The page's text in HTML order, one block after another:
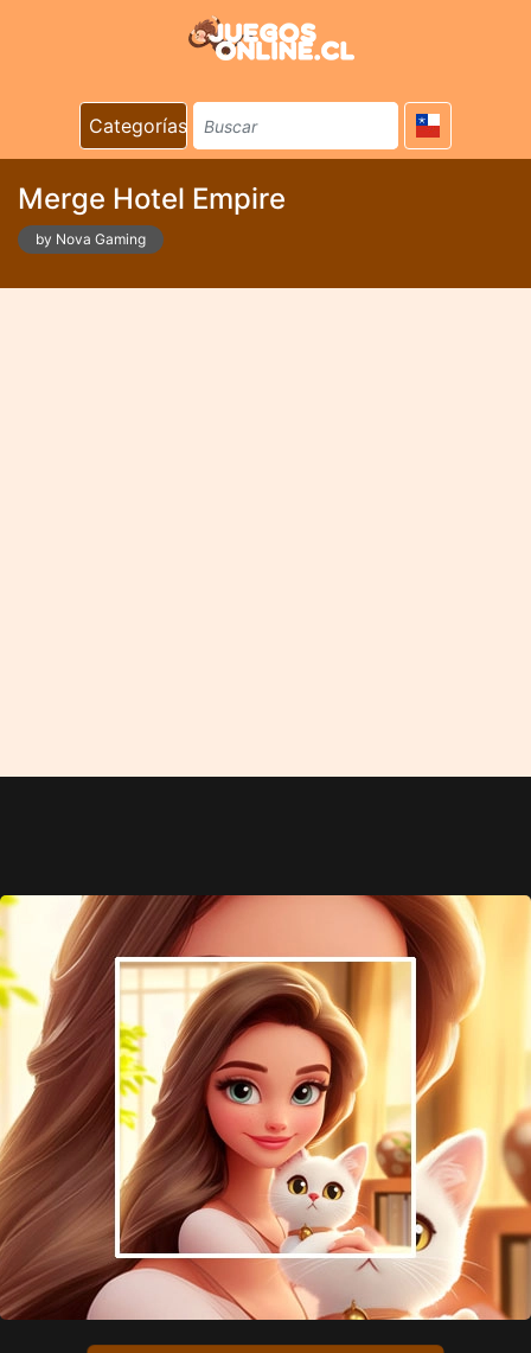
Categorías
Merge Hotel Empire
by Nova Gaming